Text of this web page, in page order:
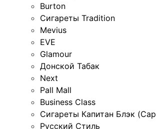
Burton
Сигареты Tradition
Mevius
EVE
Glamour
Донской Табак
Next
Pall Mall
Business Class
Сигареты Капитан Блэк
Русский Стиль